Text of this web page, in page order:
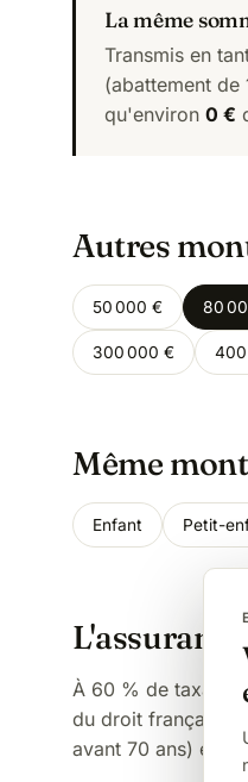
La même
Transmis en
(abattement
qu'environ 0 €
Autres
50 000 € 80
300 000 €
Même
Enfant Petit-
À 60 % de
du droit français.
avant 70 ans) est